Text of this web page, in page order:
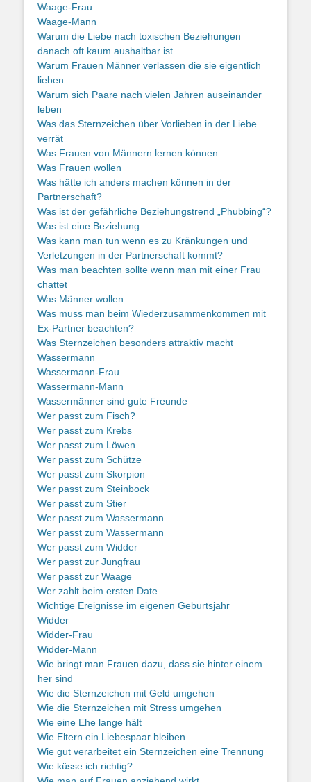
Waage-Frau
Waage-Mann
Warum die Liebe nach toxischen Beziehungen
danach oft kaum aushaltbar ist
Warum Frauen Männer verlassen die sie eigentlich
lieben
Warum sich Paare nach vielen Jahren auseinander
leben
Was das Sternzeichen über Vorlieben in der Liebe
verrät
Was Frauen von Männern lernen können
Was Frauen wollen
Was hätte ich anders machen können in der
Partnerschaft?
Was ist der gefährliche Beziehungstrend „Phubbing“?
Was ist eine Beziehung
Was kann man tun wenn es zu Kränkungen und
Verletzungen in der Partnerschaft kommt?
Was man beachten sollte wenn man mit einer Frau
chattet
Was Männer wollen
Was muss man beim Wiederzusammenkommen mit
Ex-Partner beachten?
Was Sternzeichen besonders attraktiv macht
Wassermann
Wassermann-Frau
Wassermann-Mann
Wassermänner sind gute Freunde
Wer passt zum Fisch?
Wer passt zum Krebs
Wer passt zum Löwen
Wer passt zum Schütze
Wer passt zum Skorpion
Wer passt zum Steinbock
Wer passt zum Stier
Wer passt zum Wassermann
Wer passt zum Wassermann
Wer passt zum Widder
Wer passt zur Jungfrau
Wer passt zur Waage
Wer zahlt beim ersten Date
Wichtige Ereignisse im eigenen Geburtsjahr
Widder
Widder-Frau
Widder-Mann
Wie bringt man Frauen dazu, dass sie hinter einem
her sind
Wie die Sternzeichen mit Geld umgehen
Wie die Sternzeichen mit Stress umgehen
Wie eine Ehe lange hält
Wie Eltern ein Liebespaar bleiben
Wie gut verarbeitet ein Sternzeichen eine Trennung
Wie küsse ich richtig?